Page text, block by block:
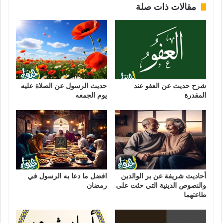
مقالات ذات صلة
شرح حديث عن العفو عند
المقدرة
حديث الرسول عن الصلاة عليه
يوم الجمعه
أحاديث شريفة عن بر الوالدين
والنصوص الدينية التي حثت على
طاعتهما
افضل ما دعا به الرسول في
رمضان